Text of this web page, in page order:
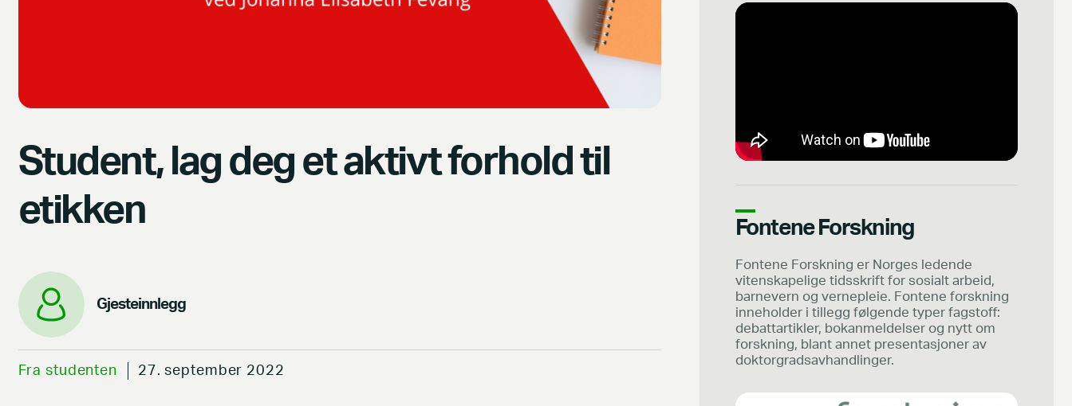
Student, lag deg et aktivt forhold til
etikken
Gjesteinnlegg
Fra studenten 27. september 2022
Fontene Forskning
Fontene Forskning er Norges ledende
vitenskapelige tidsskrift for sosialt arbeid,
barnevern og vernepleie. Fontene forskning
inneholder i tillegg følgende typer fagstoff:
debattartikler, bokanmeldelser og nytt om
forskning, blant annet presentasjoner av
doktorgradsavhandlinger.